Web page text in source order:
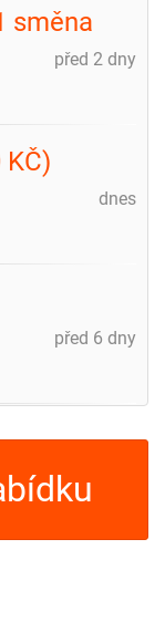
směna
před 2 dny
dnes
před 6 dny